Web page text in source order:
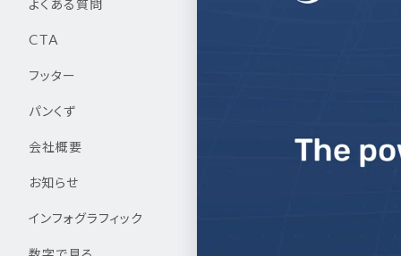
よくある質問
CTA
フッター
パンくず
会社概要
お知らせ
インフォグラフィック